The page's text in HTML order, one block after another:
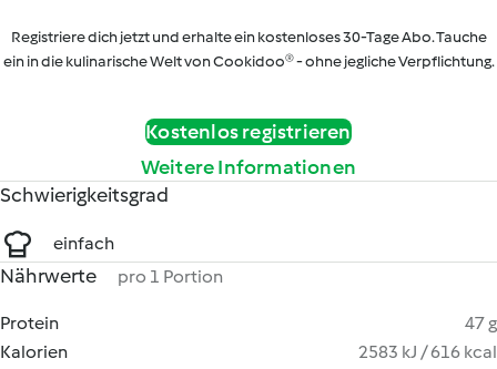
Registriere dich jetzt und erhalte ein kostenloses 30-Tage Abo. Tauche
ein in die kulinarische Welt von Cookidoo® - ohne jegliche Verpflichtung.
Kostenlos registrieren
Weitere Informationen
Schwierigkeitsgrad
einfach
Nährwerte pro 1 Portion
Protein
47 g
Kalorien
2583 kJ / 616 kcal